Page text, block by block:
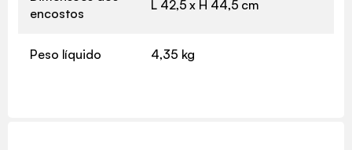
encostos
L 42,5 x H 44,5 cm
Peso líquido 4,35 kg